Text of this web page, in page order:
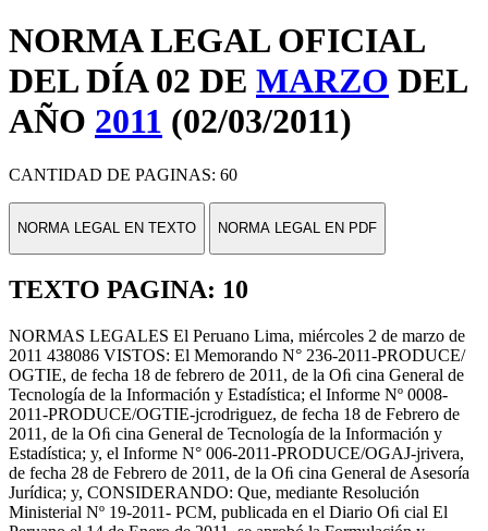
NORMA LEGAL OFICIAL
DEL DÍA 02 DE MARZO DEL
AÑO 2011 (02/03/2011)
CANTIDAD DE PAGINAS: 60
NORMA LEGAL EN TEXTO NORMA LEGAL EN PDF
TEXTO PAGINA: 10
NORMAS LEGALES El Peruano Lima, miércoles 2 de marzo de
2011 438086 VISTOS: El Memorando N° 236-2011-PRODUCE/
OGTIE, de fecha 18 de febrero de 2011, de la Oﬁ cina General de
Tecnología de la Información y Estadística; el Informe Nº 0008-
2011-PRODUCE/OGTIE-jcrodriguez, de fecha 18 de Febrero de
2011, de la Oﬁ cina General de Tecnología de la Información y
Estadística; y, el Informe N° 006-2011-PRODUCE/OGAJ-jrivera,
de fecha 28 de Febrero de 2011, de la Oﬁ cina General de Asesoría
Jurídica; y, CONSIDERANDO: Que, mediante Resolución
Ministerial Nº 19-2011- PCM, publicada en el Diario Oﬁ cial El